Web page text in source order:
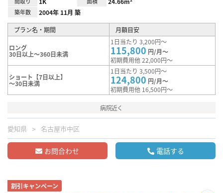
築年数 2004年 11月 築
プラン名・期間 月額目安
ロング
30日以上～360日未満
1日当たり 3,200円～
115,800 円/月～
初期費用他 22,000円～
ショート【7日以上】
～30日未満
1日当たり 3,500円～
124,800 円/月～
初期費用他 16,500円～
病院近く
愛知県 名古屋市中区
お問合わせ 電話する
割引キャンペーン